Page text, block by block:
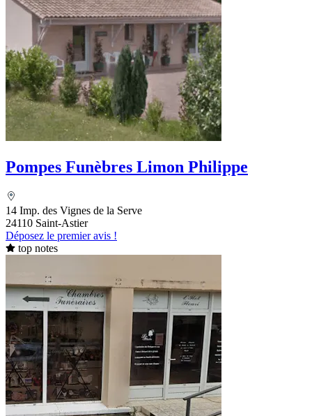
Pompes Funèbres Limon Philippe
14 Imp. des Vignes de la Serve
24110 Saint-Astier
Déposez le premier avis !
top notes